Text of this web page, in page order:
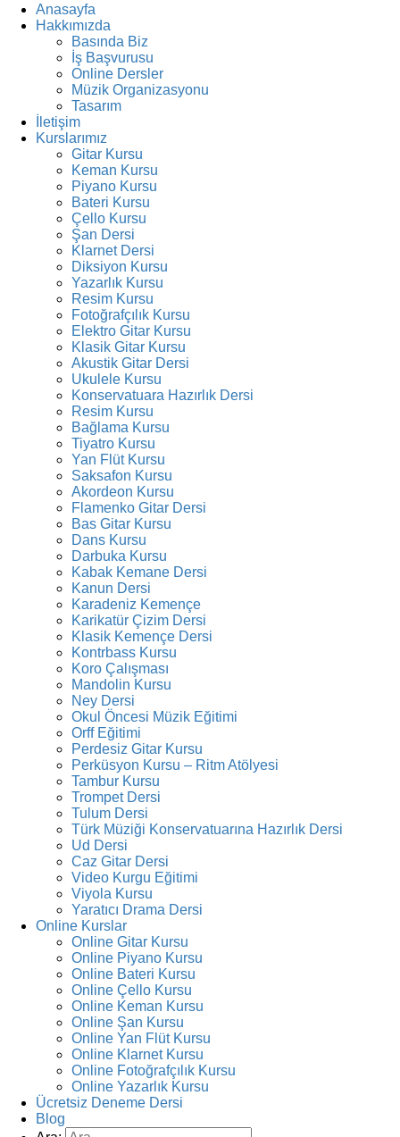
Anasayfa
Hakkımızda
Basında Biz
İş Başvurusu
Online Dersler
Müzik Organizasyonu
Tasarım
İletişim
Kurslarımız
Gitar Kursu
Keman Kursu
Piyano Kursu
Bateri Kursu
Çello Kursu
Şan Dersi
Klarnet Dersi
Diksiyon Kursu
Yazarlık Kursu
Resim Kursu
Fotoğrafçılık Kursu
Elektro Gitar Kursu
Klasik Gitar Kursu
Akustik Gitar Dersi
Ukulele Kursu
Konservatuara Hazırlık Dersi
Resim Kursu
Bağlama Kursu
Tiyatro Kursu
Yan Flüt Kursu
Saksafon Kursu
Akordeon Kursu
Flamenko Gitar Dersi
Bas Gitar Kursu
Dans Kursu
Darbuka Kursu
Kabak Kemane Dersi
Kanun Dersi
Karadeniz Kemençe
Karikatür Çizim Dersi
Klasik Kemençe Dersi
Kontrbass Kursu
Koro Çalışması
Mandolin Kursu
Ney Dersi
Okul Öncesi Müzik Eğitimi
Orff Eğitimi
Perdesiz Gitar Kursu
Perküsyon Kursu – Ritm Atölyesi
Tambur Kursu
Trompet Dersi
Tulum Dersi
Türk Müziği Konservatuarına Hazırlık Dersi
Ud Dersi
Caz Gitar Dersi
Video Kurgu Eğitimi
Viyola Kursu
Yaratıcı Drama Dersi
Online Kurslar
Online Gitar Kursu
Online Piyano Kursu
Online Bateri Kursu
Online Çello Kursu
Online Keman Kursu
Online Şan Kursu
Online Yan Flüt Kursu
Online Klarnet Kursu
Online Fotoğrafçılık Kursu
Online Yazarlık Kursu
Ücretsiz Deneme Dersi
Blog